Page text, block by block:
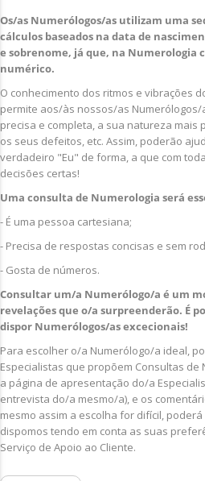
Os/as Numerólogos/as utilizam uma
cálculos baseados na data de
e sobrenome, já que, na Numerologia
numérico.
O conhecimento dos ritmos e vibrações
permite aos/às nossos/as
precisa e completa, a sua natureza
os seus defeitos, etc. Assim, poderão
verdadeiro "Eu" de forma, a que com
decisões certas!
Uma consulta de Numerologia será
- É uma pessoa cartesiana;
- Precisa de respostas concisas e sem
- Gosta de números.
Consultar um/a Numerólogo/a é um
revelações que o/a surpreenderão. É
dispor Numerólogos/as excecionais!
Para escolher o/a Numerólogo/a ideal,
Especialistas que propõem Consultas
a página de apresentação do/a
entrevista do/a mesmo/a), e os
mesmo assim a escolha for difícil,
dispomos tendo em conta as suas
Serviço de Apoio ao Cliente.